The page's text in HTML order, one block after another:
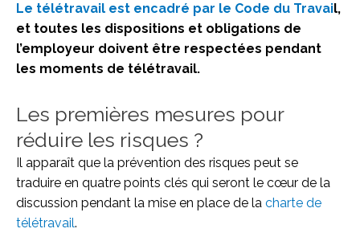
Le télétravail est encadré par le Code du Travail,
et toutes les dispositions et obligations de
l’employeur doivent être respectées pendant
les moments de télétravail.
Les premières mesures pour
réduire les risques ?
Il apparaît que la prévention des risques peut se
traduire en quatre points clés qui seront le cœur de la
discussion pendant la mise en place de la charte de
télétravail.